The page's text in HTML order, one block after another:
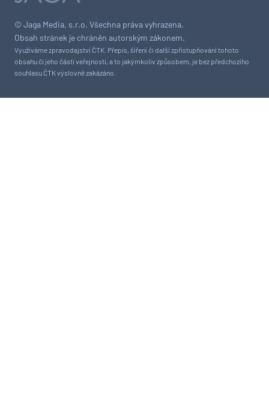
© Jaga Media, s.r.o. Všechna práva vyhrazena.
Obsah stránek je chráněn autorským zákonem.
Využíváme zpravodajství ČTK. Přepis, šíření či další zpřístupňování tohoto
obsahu či jeho části veřejnosti, a to jakýmkoliv způsobem, je bez předchozího
souhlasu ČTK výslovně zakázáno.